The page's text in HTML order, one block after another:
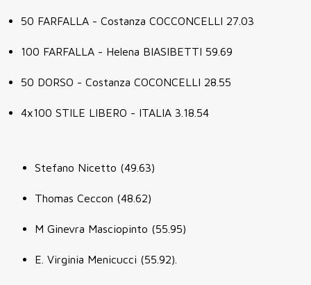
50 FARFALLA - Costanza COCCONCELLI 27.03
100 FARFALLA - Helena BIASIBETTI 59.69
50 DORSO - Costanza COCONCELLI 28.55
4x100 STILE LIBERO - ITALIA 3.18.54
Stefano Nicetto (49.63)
Thomas Ceccon (48.62)
M Ginevra Masciopinto (55.95)
E. Virginia Menicucci (55.92).